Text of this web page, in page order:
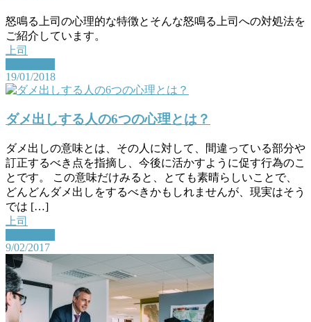
怒鳴る上司の心理的な特徴とそんな怒鳴る上司への対処法を
ご紹介しています。
上司
19/01/2018
ダメ出しする人の6つの心理とは？
ダメ出しの意味とは、その人に対して、間違っている部分や
訂正するべき点を指摘し、今後に活かすように促す行為のこ
とです。 この意味だけみると、とても素晴らしいことで、
どんどんダメ出しをするべきかもしれませんが、現実はそう
では […]
上司
9/02/2017